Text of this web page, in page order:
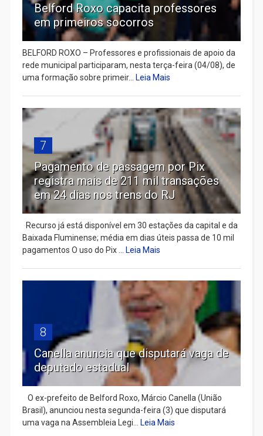
Belford Roxo capacita professores
em primeiros socorros
BELFORD ROXO – Professores e profissionais de apoio da
rede municipal participaram, nesta terça-feira (04/08), de
uma formação sobre primeir...
Leia Mais
7
Pagamento de passagem por Pix
registra mais de 211 mil transações
em 24 dias nos trens do RJ
Recurso já está disponível em 30 estações da capital e da
Baixada Fluminense; média em dias úteis passa de 10 mil
pagamentos O uso do Pix ...
Leia Mais
8
Canella anuncia que disputará vaga de
deputado estadual
​ O ex-prefeito de Belford Roxo, Márcio Canella (União
Brasil), anunciou nesta segunda-feira (3) que disputará
uma vaga na Assembleia Legi...
Leia Mais